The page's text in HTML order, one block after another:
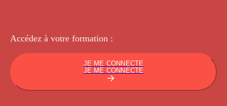
Accédez à votre formation :
JE ME CONNECTE
JE ME CONNECTE